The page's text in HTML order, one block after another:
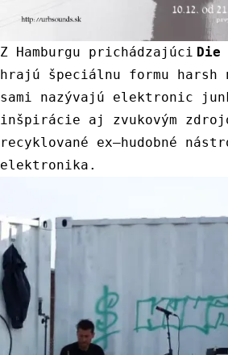
Z Hamburgu prichádzajúci Die
hrajú
špeciálnu formu harsh
sami
nazývajú elektronic
inšpirácie
aj zvukovým
recyklované
ex–hudobné
elektronika .